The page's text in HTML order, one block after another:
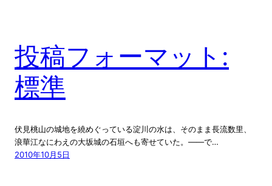
投稿フォーマット:
標準
伏見桃山の城地を繞めぐっている淀川の水は、そのまま長流数里、
浪華江なにわえの大坂城の石垣へも寄せていた。――で…
2010年10月5日